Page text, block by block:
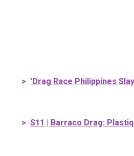
> 'Drag Race Philippines
> S11 | Barraco Drag: